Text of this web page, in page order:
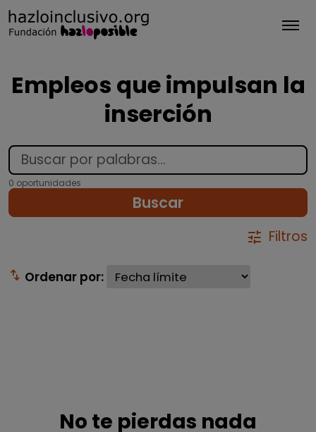
Empleos que impulsan la
inserción
0 oportunidades
Buscar
tune Filtros
swap_vert Ordenar por:
No te pierdas nada